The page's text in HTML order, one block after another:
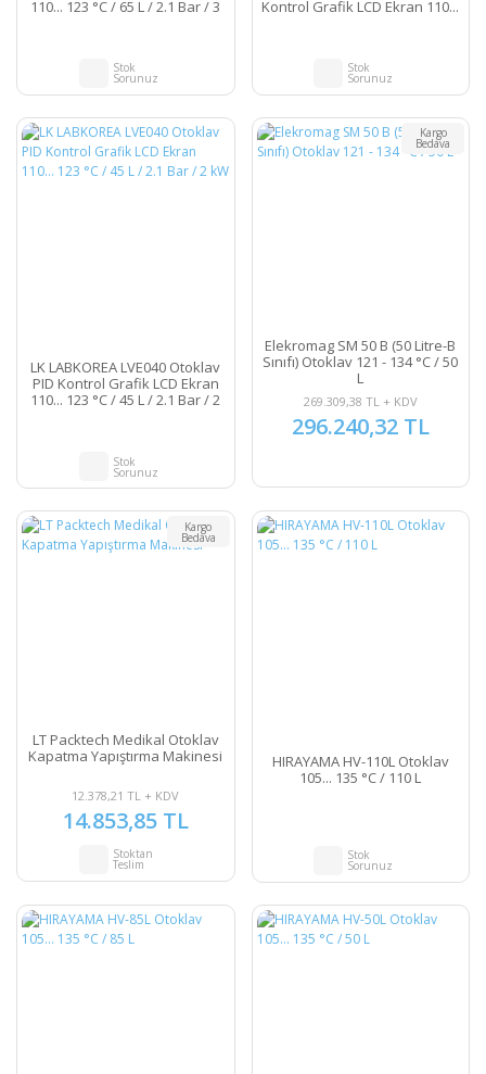
110... 123 °C / 65 L / 2.1 Bar / 3
Stok
Sorunuz
Kontrol Grafik LCD Ekran 110...
Stok
Sorunuz
LK LABKOREA LVE040 Otoklav
PID Kontrol Grafik LCD Ekran
110... 123 °C / 45 L / 2.1 Bar / 2
Stok
Sorunuz
Kargo
Bedava
Elekromag SM 50 B (50 Litre-B
Sınıfı) Otoklav 121 - 134 °C / 50
L
269.309,38 TL + KDV
296.240,32 TL
Kargo
Bedava
LT Packtech Medikal Otoklav
Kapatma Yapıştırma Makinesi
12.378,21 TL + KDV
14.853,85 TL
Stoktan
Teslim
HIRAYAMA HV-110L Otoklav
105... 135 °C / 110 L
Stok
Sorunuz